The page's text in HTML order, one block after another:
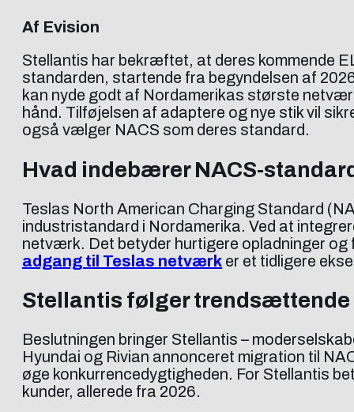
Af Evision
Stellantis har bekræftet, at deres kommende
standarden, startende fra begyndelsen af
kan nyde godt af Nordamerikas største
hånd. Tilføjelsen af adaptere og nye stik vil
også vælger NACS som deres standard.
Hvad indebærer NACS-
Teslas North American Charging Standard
industristandard i Nordamerika. Ved at
netværk. Det betyder hurtigere opladninger
adgang til Teslas netværk er et tidligere
Stellantis følger
Beslutningen bringer Stellantis –
Hyundai og Rivian annonceret migration til
øge konkurrencedygtigheden. For Stellantis
kunder, allerede fra 2026.